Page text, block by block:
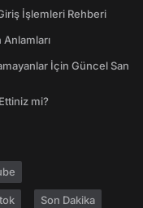
İşlemleri Rehberi
Anlamları
İçin Güncel San
mi?
Son Dakika